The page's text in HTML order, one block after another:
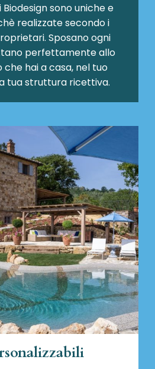
sono uniche e
realizzate secondo i
Sposano ogni
perfettamente allo
che hai a casa, nel tuo
tua struttura ricettiva.